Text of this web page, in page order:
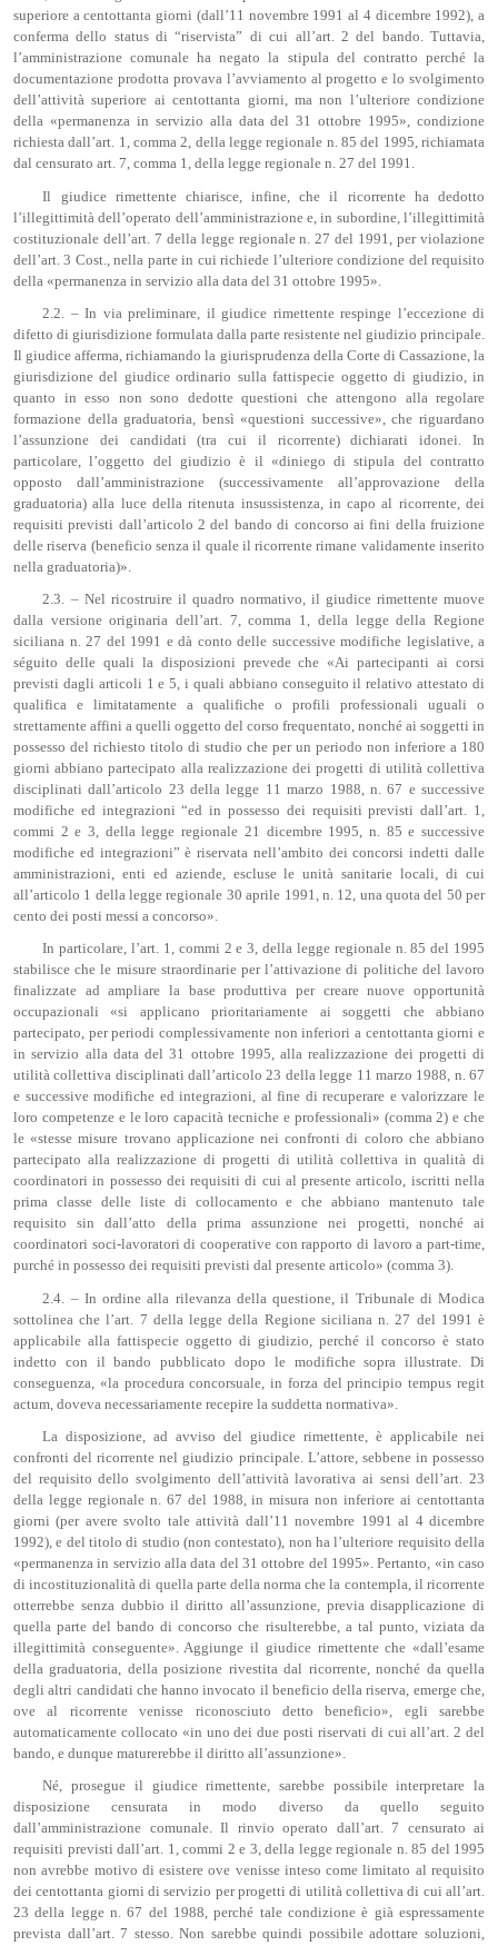
superiore a centottanta giorni (dall’11 novembre 1991 al 4 dicembre 1992), a
conferma dello status di “riservista” di cui all’art. 2 del bando. Tuttavia,
l’amministrazione comunale ha negato la stipula del contratto perché la
documentazione prodotta provava l’avviamento al progetto e lo svolgimento
dell’attività superiore ai centottanta giorni, ma non l’ulteriore condizione
della «permanenza in servizio alla data del 31 ottobre 1995», condizione
richiesta dall’art. 1, comma 2, della legge regionale n. 85 del 1995, richiamata
dal censurato art. 7, comma 1, della legge regionale n. 27 del 1991.
Il giudice rimettente chiarisce, infine, che il ricorrente ha dedotto
l’illegittimità dell’operato dell’amministrazione e, in subordine, l’illegittimità
costituzionale dell’art. 7 della legge regionale n. 27 del 1991, per violazione
dell’art. 3 Cost., nella parte in cui richiede l’ulteriore condizione del requisito
della «permanenza in servizio alla data del 31 ottobre 1995».
2.2. – In via preliminare, il giudice rimettente respinge l’eccezione di
difetto di giurisdizione formulata dalla parte resistente nel giudizio principale.
Il giudice afferma, richiamando la giurisprudenza della Corte di Cassazione, la
giurisdizione del giudice ordinario sulla fattispecie oggetto di giudizio, in
quanto in esso non sono dedotte questioni che attengono alla regolare
formazione della graduatoria, bensì «questioni successive», che riguardano
l’assunzione dei candidati (tra cui il ricorrente) dichiarati idonei. In
particolare, l’oggetto del giudizio è il «diniego di stipula del contratto
opposto dall’amministrazione (successivamente all’approvazione della
graduatoria) alla luce della ritenuta insussistenza, in capo al ricorrente, dei
requisiti previsti dall’articolo 2 del bando di concorso ai fini della fruizione
delle riserva (beneficio senza il quale il ricorrente rimane validamente inserito
nella graduatoria)».
2.3. – Nel ricostruire il quadro normativo, il giudice rimettente muove
dalla versione originaria dell’art. 7, comma 1, della legge della Regione
siciliana n. 27 del 1991 e dà conto delle successive modifiche legislative, a
séguito delle quali la disposizioni prevede che «Ai partecipanti ai corsi
previsti dagli articoli 1 e 5, i quali abbiano conseguito il relativo attestato di
qualifica e limitatamente a qualifiche o profili professionali uguali o
strettamente affini a quelli oggetto del corso frequentato, nonché ai soggetti in
possesso del richiesto titolo di studio che per un periodo non inferiore a 180
giorni abbiano partecipato alla realizzazione dei progetti di utilità collettiva
disciplinati dall’articolo 23 della legge 11 marzo 1988, n. 67 e successive
modifiche ed integrazioni “ed in possesso dei requisiti previsti dall’art. 1,
commi 2 e 3, della legge regionale 21 dicembre 1995, n. 85 e successive
modifiche ed integrazioni” è riservata nell’ambito dei concorsi indetti dalle
amministrazioni, enti ed aziende, escluse le unità sanitarie locali, di cui
all’articolo 1 della legge regionale 30 aprile 1991, n. 12, una quota del 50 per
cento dei posti messi a concorso».
In particolare, l’art. 1, commi 2 e 3, della legge regionale n. 85 del 1995
stabilisce che le misure straordinarie per l’attivazione di politiche del lavoro
finalizzate ad ampliare la base produttiva per creare nuove opportunità
occupazionali «si applicano prioritariamente ai soggetti che abbiano
partecipato, per periodi complessivamente non inferiori a centottanta giorni e
in servizio alla data del 31 ottobre 1995, alla realizzazione dei progetti di
utilità collettiva disciplinati dall’articolo 23 della legge 11 marzo 1988, n. 67
e successive modifiche ed integrazioni, al fine di recuperare e valorizzare le
loro competenze e le loro capacità tecniche e professionali» (comma 2) e che
le «stesse misure trovano applicazione nei confronti di coloro che abbiano
partecipato alla realizzazione di progetti di utilità collettiva in qualità di
coordinatori in possesso dei requisiti di cui al presente articolo, iscritti nella
prima classe delle liste di collocamento e che abbiano mantenuto tale
requisito sin dall’atto della prima assunzione nei progetti, nonché ai
coordinatori soci-lavoratori di cooperative con rapporto di lavoro a part-time,
purché in possesso dei requisiti previsti dal presente articolo» (comma 3).
2.4. – In ordine alla rilevanza della questione, il Tribunale di Modica
sottolinea che l’art. 7 della legge della Regione siciliana n. 27 del 1991 è
applicabile alla fattispecie oggetto di giudizio, perché il concorso è stato
indetto con il bando pubblicato dopo le modifiche sopra illustrate. Di
conseguenza, «la procedura concorsuale, in forza del principio tempus regit
actum, doveva necessariamente recepire la suddetta normativa».
La disposizione, ad avviso del giudice rimettente, è applicabile nei
confronti del ricorrente nel giudizio principale. L’attore, sebbene in possesso
del requisito dello svolgimento dell’attività lavorativa ai sensi dell’art. 23
della legge regionale n. 67 del 1988, in misura non inferiore ai centottanta
giorni (per avere svolto tale attività dall’11 novembre 1991 al 4 dicembre
1992), e del titolo di studio (non contestato), non ha l’ulteriore requisito della
«permanenza in servizio alla data del 31 ottobre del 1995». Pertanto, «in caso
di incostituzionalità di quella parte della norma che la contempla, il ricorrente
otterrebbe senza dubbio il diritto all’assunzione, previa disapplicazione di
quella parte del bando di concorso che risulterebbe, a tal punto, viziata da
illegittimità conseguente». Aggiunge il giudice rimettente che «dall’esame
della graduatoria, della posizione rivestita dal ricorrente, nonché da quella
degli altri candidati che hanno invocato il beneficio della riserva, emerge che,
ove al ricorrente venisse riconosciuto detto beneficio», egli sarebbe
automaticamente collocato «in uno dei due posti riservati di cui all’art. 2 del
bando, e dunque maturerebbe il diritto all’assunzione».
Né, prosegue il giudice rimettente, sarebbe possibile interpretare la
disposizione censurata in modo diverso da quello seguito
dall’amministrazione comunale. Il rinvio operato dall’art. 7 censurato ai
requisiti previsti dall’art. 1, commi 2 e 3, della legge regionale n. 85 del 1995
non avrebbe motivo di esistere ove venisse inteso come limitato al requisito
dei centottanta giorni di servizio per progetti di utilità collettiva di cui all’art.
23 della legge n. 67 del 1988, perché tale condizione è già espressamente
prevista dall’art. 7 stesso. Non sarebbe quindi possibile adottare soluzioni,